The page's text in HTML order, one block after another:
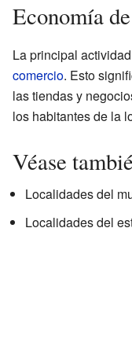
Economía
La principal
comercio. Esto
las tiendas y
los habitantes de la
Véase
Localidades del
Localidades del